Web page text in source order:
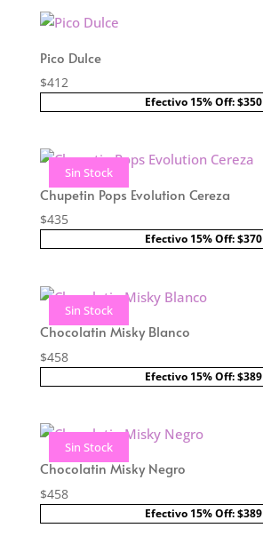
Pico Dulce
$412
Efectivo 15% Off: $350
Sin Stock
Chupetin Pops Evolution Cereza
$435
Efectivo 15% Off: $370
Sin Stock
Chocolatin Misky Blanco
$458
Efectivo 15% Off: $389
Sin Stock
Chocolatin Misky Negro
$458
Efectivo 15% Off: $389